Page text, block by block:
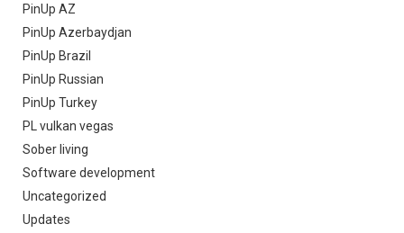
PinUp AZ
PinUp Azerbaydjan
PinUp Brazil
PinUp Russian
PinUp Turkey
PL vulkan vegas
Sober living
Software development
Uncategorized
Updates